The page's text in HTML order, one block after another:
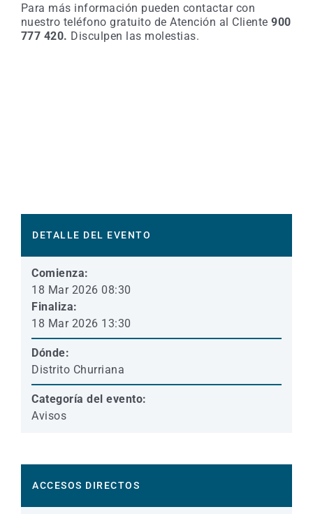
Para más información pueden contactar con
nuestro teléfono gratuito de Atención al Cliente900
777 420. Disculpen las molestias.
DETALLE DEL EVENTO
Comienza:
18 Mar 2026 08:30
Finaliza:
18 Mar 2026 13:30
Dónde:
Distrito Churriana
Categoría del evento:
Avisos
ACCESOS DIRECTOS